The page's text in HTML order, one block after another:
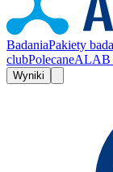
BadaniaPakiety
clubPolecaneALAB
Wyniki